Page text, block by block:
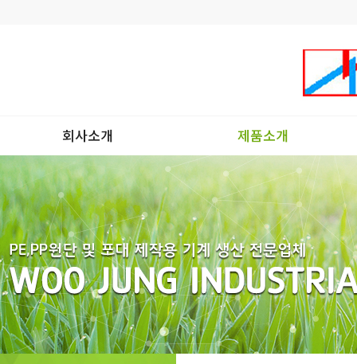
회사소개 제품소개